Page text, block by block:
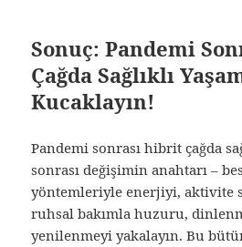
Sonuç: Pandemi
Çağda Sağlıklı
Kucaklayın!
Pandemi sonrası hibrit çağda
sonrası değişimin anahtarı –
yöntemleriyle enerjiyi, aktivite
ruhsal bakımla huzuru,
yenilenmeyi yakalayın. Bu